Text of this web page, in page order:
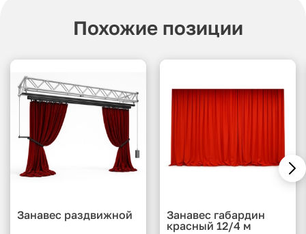
Похожие позиции
Занавес раздвижной
Занавес габардин
красный 12/4 м